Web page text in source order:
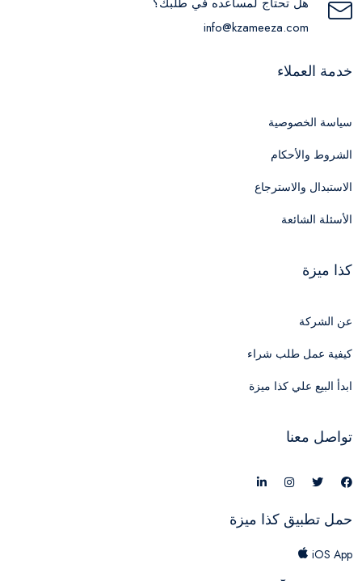
info@kzameeza.com
خدمة العملاء
سياسة الخصوصية
الشروط والأحكام
الاستبدال والاسترجاع
الأسئلة الشائعة
كذا ميزة
عن الشركة
كيفية عمل طلب شراء
ابدأ البيع علي كذا ميزة
تواصل معنا
حمل تطبيق كذا ميزة
iOS App